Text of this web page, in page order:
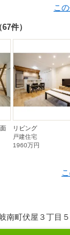
こ
67件）
リビング
戸建住宅
1960万円
南町伏屋３丁目５